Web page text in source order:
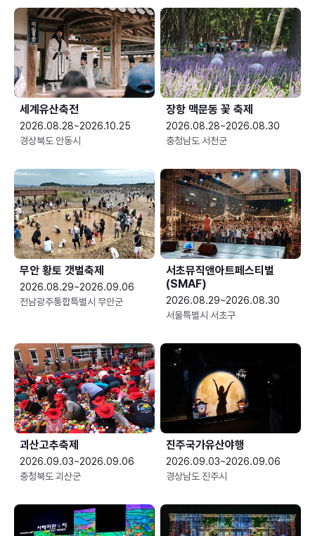
세계유산축전
2026.08.28~2026.10.25
경상북도 안동시
장항 맥문동 꽃 축제
2026.08.28~2026.08.30
충청남도 서천군
무안 황토 갯벌축제
2026.08.29~2026.09.06
전남광주통합특별시 무안군
서초뮤직앤아트페스티벌
(SMAF)
2026.08.29~2026.08.30
서울특별시 서초구
괴산고추축제
2026.09.03~2026.09.06
충청북도 괴산군
진주국가유산야행
2026.09.03~2026.09.06
경상남도 진주시